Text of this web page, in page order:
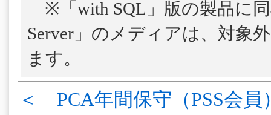
※「with SQL」版の製品に
Server」のメディアは、対象
ます。
＜ PCA年間保守（PSS会員